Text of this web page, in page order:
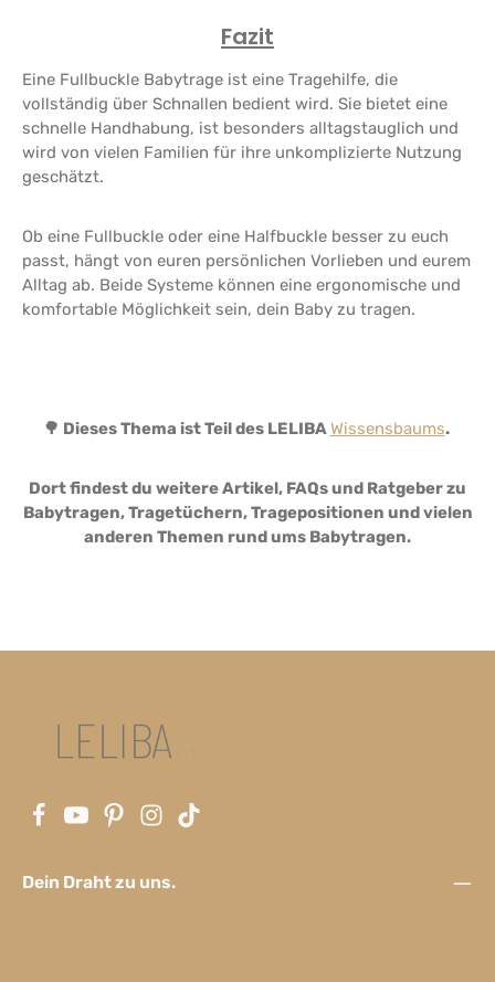
Fazit
Eine Fullbuckle Babytrage ist eine Tragehilfe, die
vollständig über Schnallen bedient wird. Sie bietet eine
schnelle Handhabung, ist besonders alltagstauglich und
wird von vielen Familien für ihre unkomplizierte Nutzung
geschätzt.
Ob eine Fullbuckle oder eine Halfbuckle besser zu euch
passt, hängt von euren persönlichen Vorlieben und eurem
Alltag ab. Beide Systeme können eine ergonomische und
komfortable Möglichkeit sein, dein Baby zu tragen.
🌳 Dieses Thema ist Teil des LELIBAWissensbaums.
Dort findest du weitere Artikel, FAQs und Ratgeber zu
Babytragen, Tragetüchern, Tragepositionen und vielen
anderen Themen rund ums Babytragen.
Dein Draht zu uns.